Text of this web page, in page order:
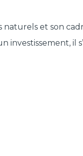
naturels et son
il